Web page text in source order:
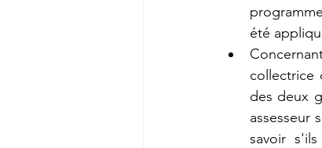
été
collectrice
des deux
assesseur
savoir